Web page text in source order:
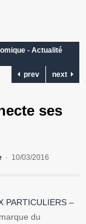
- Actualité
prev
next
ses
10/03/2016
PARTICULIERS –
du